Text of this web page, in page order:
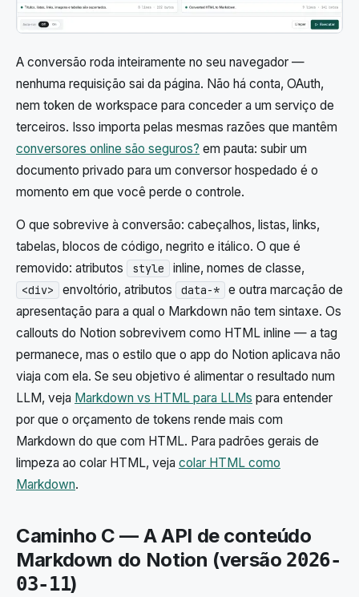
A conversão roda inteiramente no seu navegador —
nenhuma requisição sai da página. Não há conta, OAuth,
nem token de workspace para conceder a um serviço de
terceiros. Isso importa pelas mesmas razões que mantêm
conversores online são seguros? em pauta: subir um
documento privado para um conversor hospedado é o
momento em que você perde o controle.
O que sobrevive à conversão: cabeçalhos, listas, links,
tabelas, blocos de código, negrito e itálico. O que é
removido: atributos
style inline, nomes de classe,
<div> envoltório, atributos data-*
e outra marcação de
apresentação para a qual o Markdown não tem sintaxe. Os
callouts do Notion sobrevivem como HTML inline — a tag
permanece, mas o estilo que o app do Notion aplicava não
viaja com ela. Se seu objetivo é alimentar o resultado num
LLM, veja Markdown vs HTML para LLMs para entender
por que o orçamento de tokens rende mais com
Markdown do que com HTML. Para padrões gerais de
limpeza ao colar HTML, veja colar HTML como
Markdown.
Caminho C — A API de conteúdo
Markdown do Notion (versão 2026-
03-11)